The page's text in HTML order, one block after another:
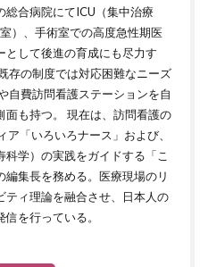
合病院にてICU（集中治療
）、手術室での高度急性期医
として後進の育成にも尽力す
存の制度では対応困難なニーズ
自費訪問看護ステーションを自
面も持つ。 現在は、訪問看護の
「いろいろナース」および、
学）の実践をガイドする「こ
集長を務める。医療現場のリ
ティ理論を融合させ、日本人の
を行っている。